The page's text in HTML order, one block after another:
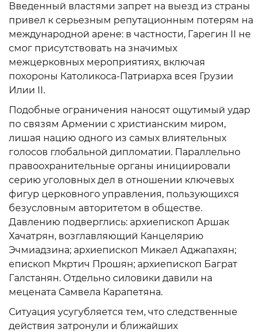
Введенный властями запрет на выезд из страны
привел к серьезным репутационным потерям на
международной арене: в частности, Гарегин II не
смог присутствовать на значимых
межцерковных мероприятиях, включая
похороны Католикоса-Патриарха всея Грузии
Илии II.
Подобные ограничения наносят ощутимый удар
по связям Армении с христианским миром,
лишая нацию одного из самых влиятельных
голосов глобальной дипломатии. Параллельно
правоохранительные органы инициировали
серию уголовных дел в отношении ключевых
фигур церковного управления, пользующихся
безусловным авторитетом в обществе.
Давлению подверглись: архиепископ Аршак
Хачатрян, возглавляющий Канцелярию
Эчмиадзина; архиепископ Микаел Аджапахян;
епископ Мкртич Прошян; архиепископ Баграт
Галстанян. Отдельно силовики давили на
мецената Самвела Карапетяна.
Ситуация усугубляется тем, что следственные
действия затронули и ближайших